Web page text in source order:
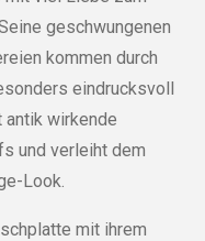
geschwungenen
kommen durch
eindrucksvoll
antik wirkende
und verleiht dem
Look.
mit ihrem